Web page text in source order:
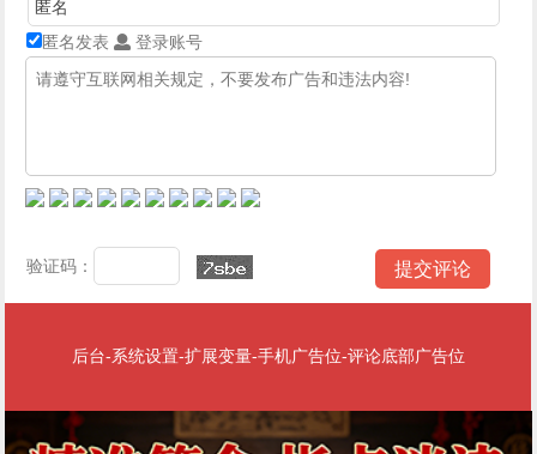
匿名发表 登录账号
验证码：
后台-系统设置-扩展变量-手机广告位-评论底部广告位